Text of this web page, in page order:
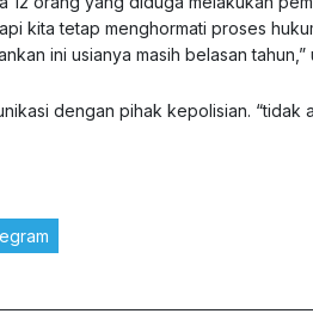
kita tetap menghormati proses
ini usianya masih belasan tahun,”
dengan pihak kepolisian.